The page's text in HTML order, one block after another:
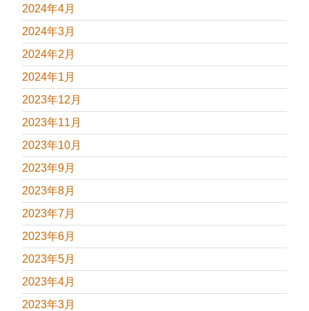
2024年4月
2024年3月
2024年2月
2024年1月
2023年12月
2023年11月
2023年10月
2023年9月
2023年8月
2023年7月
2023年6月
2023年5月
2023年4月
2023年3月